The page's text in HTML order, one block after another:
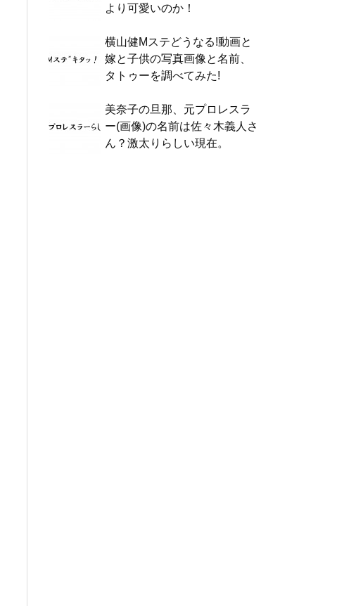
より可愛いのか！
横山健Mステどうなる!動画と
嫁と子供の写真画像と名前、
タトゥーを調べてみた!
美奈子の旦那、元プロレスラ
ー(画像)の名前は佐々木義人さ
ん？激太りらしい現在。